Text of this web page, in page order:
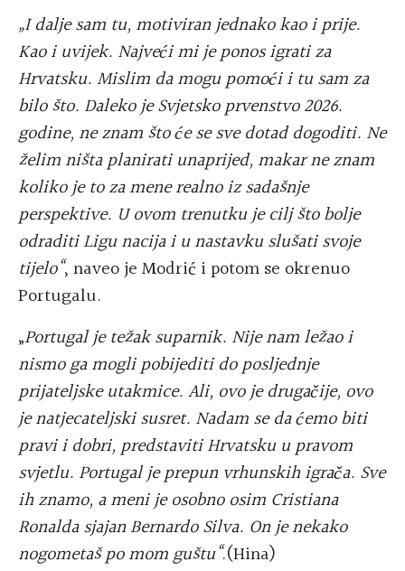
„I dalje sam tu, motiviran jednako kao i prije.
Kao i uvijek. Najveći mi je ponos igrati za
Hrvatsku. Mislim da mogu pomoći i tu sam za
bilo što. Daleko je Svjetsko prvenstvo 2026.
godine, ne znam što će se sve dotad dogoditi. Ne
želim ništa planirati unaprijed, makar ne znam
koliko je to za mene realno iz sadašnje
perspektive. U ovom trenutku je cilj što bolje
odraditi Ligu nacija i u nastavku slušati svoje
tijelo“, naveo je Modrić i potom se okrenuo
Portugalu.
„Portugal je težak suparnik. Nije nam ležao i
nismo ga mogli pobijediti do posljednje
prijateljske utakmice. Ali, ovo je drugačije, ovo
je natjecateljski susret. Nadam se da ćemo biti
pravi i dobri, predstaviti Hrvatsku u pravom
svjetlu. Portugal je prepun vrhunskih igrača. Sve
ih znamo, a meni je osobno osim Cristiana
Ronalda sjajan Bernardo Silva. On je nekako
nogometaš po mom guštu“.(Hina)